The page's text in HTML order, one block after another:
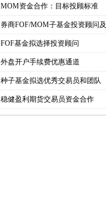
MOM资金合作：目标投顾标准
券商FOF/MOM子基金投资顾问
FOF基金拟选择投资顾问
外盘开户手续费优惠通道
种子基金拟选优秀交易员和团队
稳健盈利期货交易员资金合作